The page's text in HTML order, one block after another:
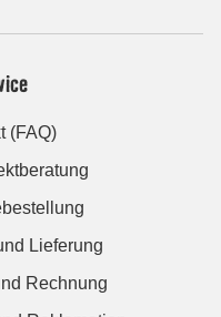
(FAQ)
Lieferung
Rechnung